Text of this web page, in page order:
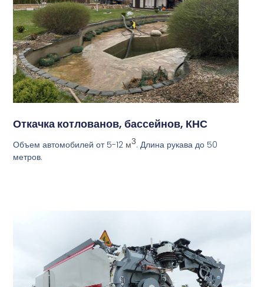
Откачка котлованов, бассейнов, КНС
Объем автомобилей от 5-12 м3. Длина рукава до 50
метров.